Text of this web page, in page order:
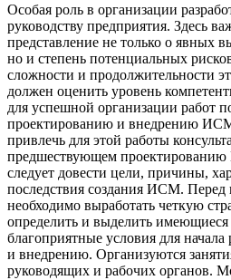
Особая роль в организации
руководству предприятия. Здесь
представление не только о явных
но и степень потенциальных
сложности и продолжительности
должен оценить уровень
для успешной организации работ
проектированию и внедрению
привлечь для этой работы
предшествующем
следует довести цели, причины,
последствия создания ИСМ. Перед
необходимо выработать четкую
определить и выделить имеющиеся
благоприятные условия для
и внедрению. Организуются
руководящих и рабочих органов.